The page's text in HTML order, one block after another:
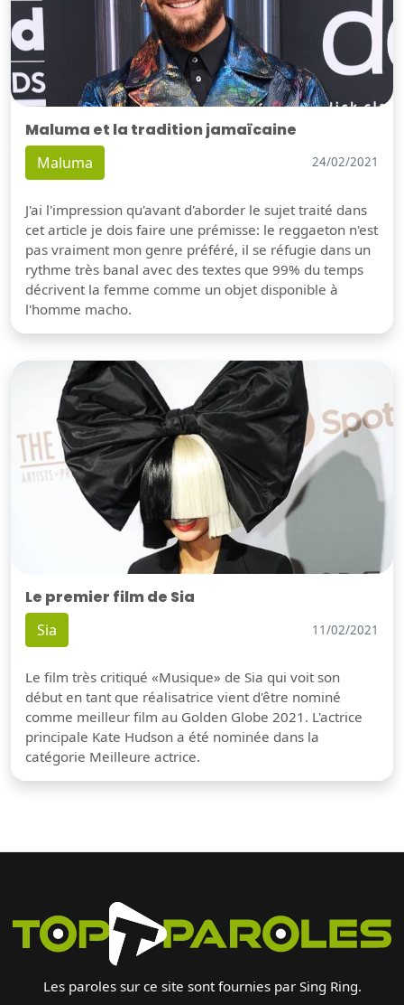
Maluma et la tradition jamaïcaine
Maluma 24/02/2021
J'ai l'impression qu'avant d'aborder le sujet traité dans
cet article je dois faire une prémisse: le reggaeton n'est
pas vraiment mon genre préféré, il se réfugie dans un
rythme très banal avec des textes que 99% du temps
décrivent la femme comme un objet disponible à
l'homme macho.
Le premier film de Sia
Sia 11/02/2021
Le film très critiqué «Musique» de Sia qui voit son
début en tant que réalisatrice vient d'être nominé
comme meilleur film au Golden Globe 2021. L'actrice
principale Kate Hudson a été nominée dans la
catégorie Meilleure actrice.
Les paroles sur ce site sont fournies par Sing Ring.